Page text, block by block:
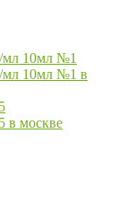
мл 10мл №1
мл 10мл №1 в
в москве